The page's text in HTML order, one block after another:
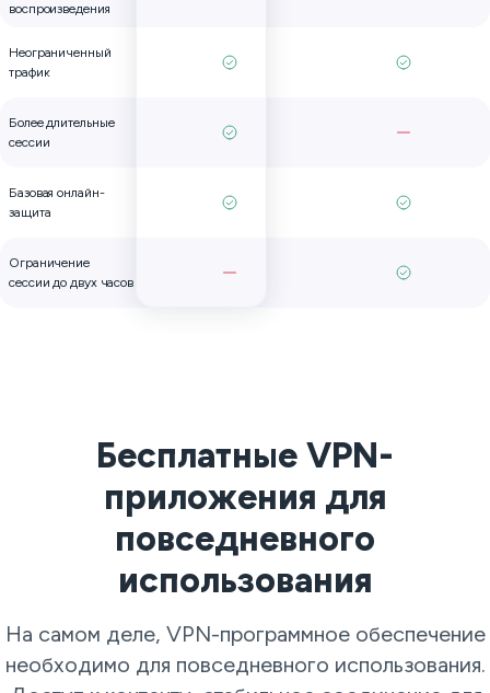
воспроизведения
Неограниченный
трафик
Более длительные
сессии
Базовая онлайн-
защита
Ограничение
сессии до двух часов
Бесплатные VPN-
приложения для
повседневного
использования
На самом деле, VPN-программное обеспечение
необходимо для повседневного использования.